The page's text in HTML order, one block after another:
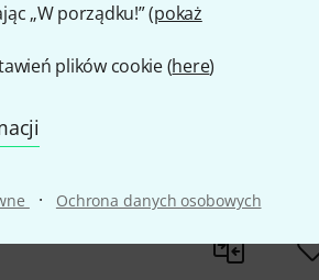
„W porządku!” (pokaż
plików cookie (here)
· Ochrona danych osobowych
rzeczywistym za